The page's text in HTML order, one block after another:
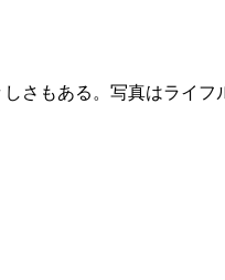
さもある。写真はライ